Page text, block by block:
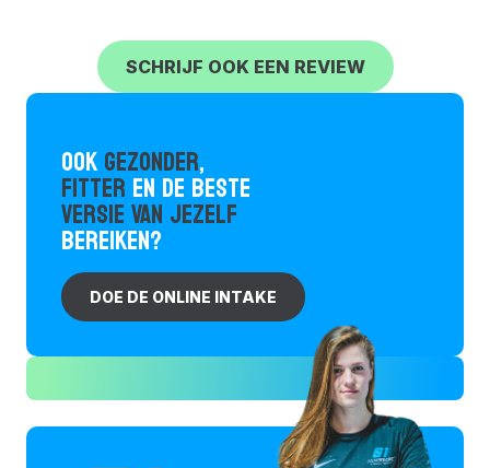
SCHRIJF OOK EEN REVIEW
OOKGEZONDER,
FITTEREN DE BESTE
VERSIE VAN JEZELF
BEREIKEN?
DOE DE ONLINE INTAKE